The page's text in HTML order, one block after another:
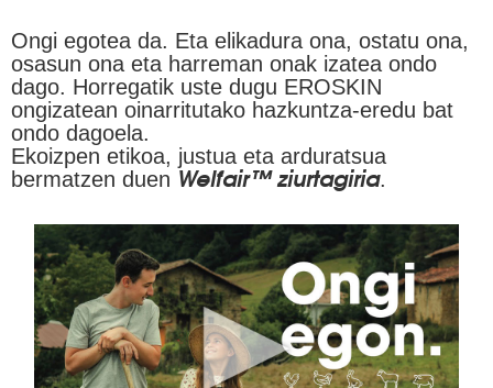
Ongi egotea da. Eta elikadura ona, ostatu ona,
osasun ona eta harreman onak izatea ondo
dago. Horregatik uste dugu EROSKIN
ongizatean oinarritutako hazkuntza-eredu bat
ondo dagoela.
Ekoizpen etikoa, justua eta arduratsua
bermatzen duen Welfair™ ziurtagiria.